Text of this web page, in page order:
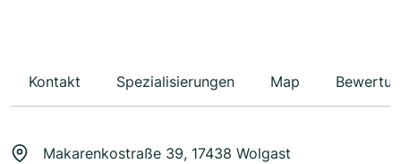
Kontakt Spezialisierungen Map
Makarenkostraße 39, 17438 Wolgast